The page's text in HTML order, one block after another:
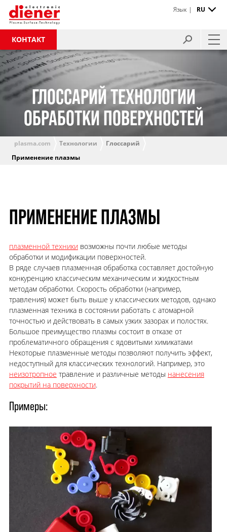
КОНТАКТ
Язык | RU
ГЛОССАРИЙ ТЕХНОЛОГИИ
ОБРАБОТКИ ПОВЕРХНОСТЕЙ
plasma.com Технологии
Глоссарий
Применение плазмы
ПРИМЕНЕНИЕ ПЛАЗМЫ
плазменной техникивозможны почти любые методы
обработки и модификации поверхностей.
В ряде случаев плазменная обработка составляет достойную
конкуренцию классическим механическим и жидкостным
методам обработки. Скорость обработки (например,
травления) может быть выше у классических методов, однако
плазменная техника в состоянии работать с атомарной
точностью и действовать в самых узких зазорах и полостях.
Большое преимущество плазмы состоит в отказе от
проблематичного обращения с ядовитыми химикатами
Некоторые плазменные методы позволяют получить эффект,
недоступный для классических технологий. Например, это
неизотропное травление и различные методы нанесения
покрытий на поверхности.
Примеры: